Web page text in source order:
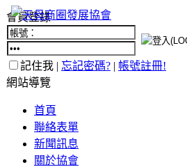
會員登錄
記住我 | 忘記密碼? | 帳號註冊!
網站導覽
首頁
聯絡表單
新聞訊息
關於協會